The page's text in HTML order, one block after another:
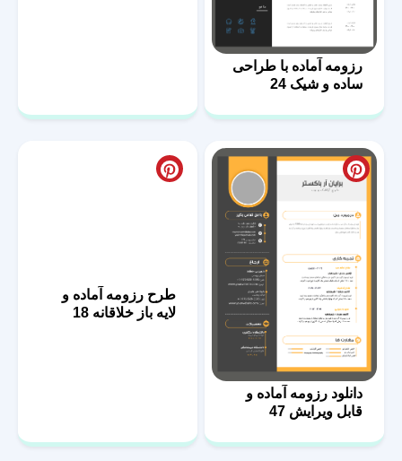
رزومه آماده با طراحی
ساده و شیک 24
دانلود رزومه آماده و
قابل ویرایش 47
طرح رزومه آماده و
لایه باز خلاقانه 18